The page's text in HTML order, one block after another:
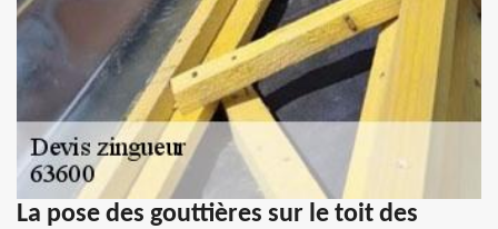
La pose des gouttières sur le toit des